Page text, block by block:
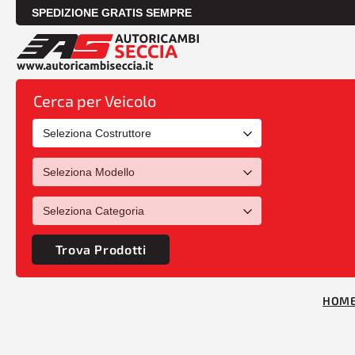
SPEDIZIONE GRATIS SEMPRE
Cerca per Veicolo
Trova Prodotti